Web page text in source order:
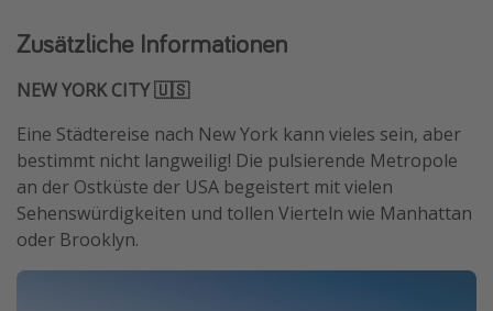
Zusätzliche Informationen
NEW YORK CITY 🇺🇸
Eine Städtereise nach New York kann vieles sein, aber
bestimmt nicht langweilig! Die pulsierende Metropole
an der Ostküste der USA begeistert mit vielen
Sehenswürdigkeiten und tollen Vierteln wie Manhattan
oder Brooklyn.